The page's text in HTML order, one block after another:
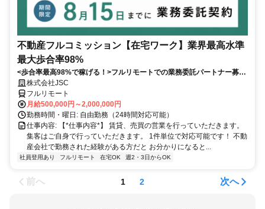
不動産フルコミッション【在宅ワーク】業界最高水準
最大歩合率98%
<歩合率最高98%で稼げる！>フルリモートでの業務委託パートナー募
集！1件単位で対応可能！
株式会社JSC
フルリモート
月給500,000円～2,000,000円
勤務時間・曜日: 自由勤務（24時間対応可能）
仕事内容: 【*仕事内容*】 賃貸、売買の営業を行っていただきます。
集客はご自身で行っていただきます。 1件単位で対応可能です！ 不動
産会社で勤務された経験がある方だと お分かりになると...
社員登用あり フルリモート 在宅OK 週2・3日からOK
前へ 1 2 次へ